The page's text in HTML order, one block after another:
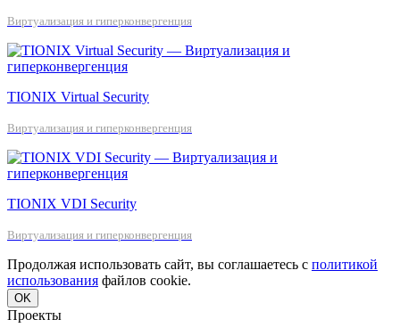
Виртуализация и гиперконвергенция
TIONIX Virtual Security
Виртуализация и гиперконвергенция
TIONIX VDI Security
Виртуализация и гиперконвергенция
Продолжая использовать сайт, вы соглашаетесь с политикой
использования файлов cookie.
OK
Проекты